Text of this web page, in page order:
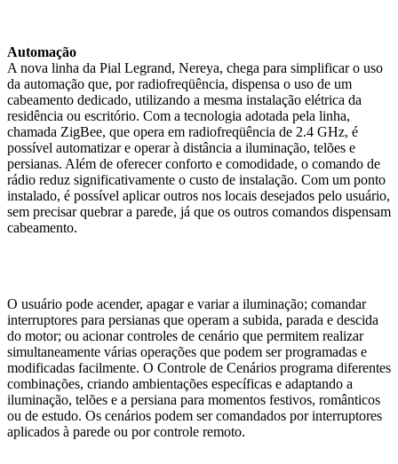
Automação
A nova linha da Pial Legrand, Nereya, chega para simplificar o uso
da automação que, por radiofreqüência, dispensa o uso de um
cabeamento dedicado, utilizando a mesma instalação elétrica da
residência ou escritório. Com a tecnologia adotada pela linha,
chamada ZigBee, que opera em radiofreqüência de 2.4 GHz, é
possível automatizar e operar à distância a iluminação, telões e
persianas. Além de oferecer conforto e comodidade, o comando de
rádio reduz significativamente o custo de instalação. Com um ponto
instalado, é possível aplicar outros nos locais desejados pelo usuário,
sem precisar quebrar a parede, já que os outros comandos dispensam
cabeamento.
O usuário pode acender, apagar e variar a iluminação; comandar
interruptores para persianas que operam a subida, parada e descida
do motor; ou acionar controles de cenário que permitem realizar
simultaneamente várias operações que podem ser programadas e
modificadas facilmente. O Controle de Cenários programa diferentes
combinações, criando ambientações específicas e adaptando a
iluminação, telões e a persiana para momentos festivos, românticos
ou de estudo. Os cenários podem ser comandados por interruptores
aplicados à parede ou por controle remoto.